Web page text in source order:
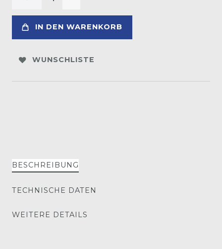
IN DEN WARENKORB
WUNSCHLISTE
BESCHREIBUNG
TECHNISCHE DATEN
WEITERE DETAILS